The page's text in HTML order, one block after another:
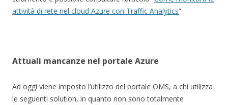
attività di rete nel cloud Azure con Traffic Analytics”
Attuali mancanze nel portale Azure
Ad oggi viene imposto l’utilizzo del portale OMS, a chi utilizza
le seguenti solution, in quanto non sono totalmente